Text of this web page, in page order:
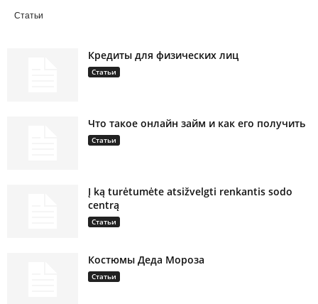
Статьи
Кредиты для физических лиц
Статьи
Что такое онлайн займ и как его получить
Статьи
Į ką turėtumėte atsižvelgti renkantis sodo
centrą
Статьи
Костюмы Деда Мороза
Статьи